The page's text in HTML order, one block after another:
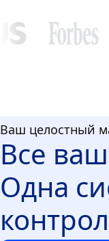
Ваш целостный
Все
Одна